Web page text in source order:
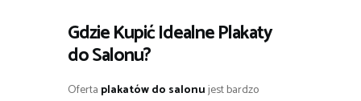
Gdzie Kupić Idealne Plakaty
do Salonu?
Oferta plakatów do salonujest bardzo